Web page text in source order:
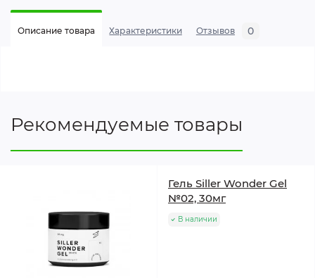
Описание товара Характеристики Отзывов 0
Рекомендуемые товары
Гель Siller Wonder Gel
№02, 30мг
В наличии